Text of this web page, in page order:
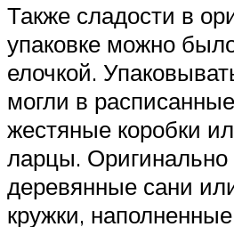
Также сладости в
упаковке можно
елочкой.
могли в
жестяные коробки
ларцы. Оригинально
деревянные сани
кружки,